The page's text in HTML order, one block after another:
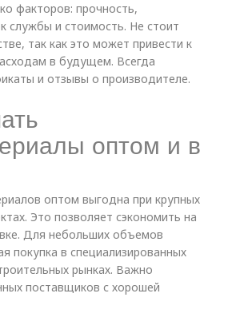
факторов: прочность,
службы и стоимость. Не стоит
так как это может привести к
в будущем. Всегда
и отзывы о производителе.
оптом и в
оптом выгодна при крупных
Это позволяет сэкономить на
Для небольших объемов
покупка в специализированных
рынках. Важно
поставщиков с хорошей